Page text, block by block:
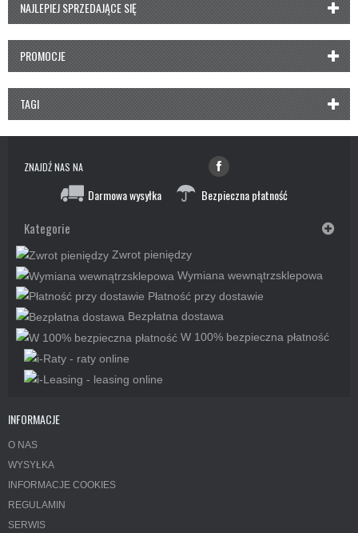
NAJLEPIEJ SPRZEDAJĄCE SIĘ
PROMOCJE
TAGI
ZNAJDŹ NAS NA
Darmowa wysyłka Bezpieczna płatność
Kategorie
Zwrot pieniędzy
Wymiana wewnątrzsklepowa
Płatność przy dostawie
Bezpłatna dostawa
W 100% bezpieczna płatność
INFORMACJE
O NAS
WYSYŁKA
INFORMACJE COOKIES
REGULAMIN
SERWIS